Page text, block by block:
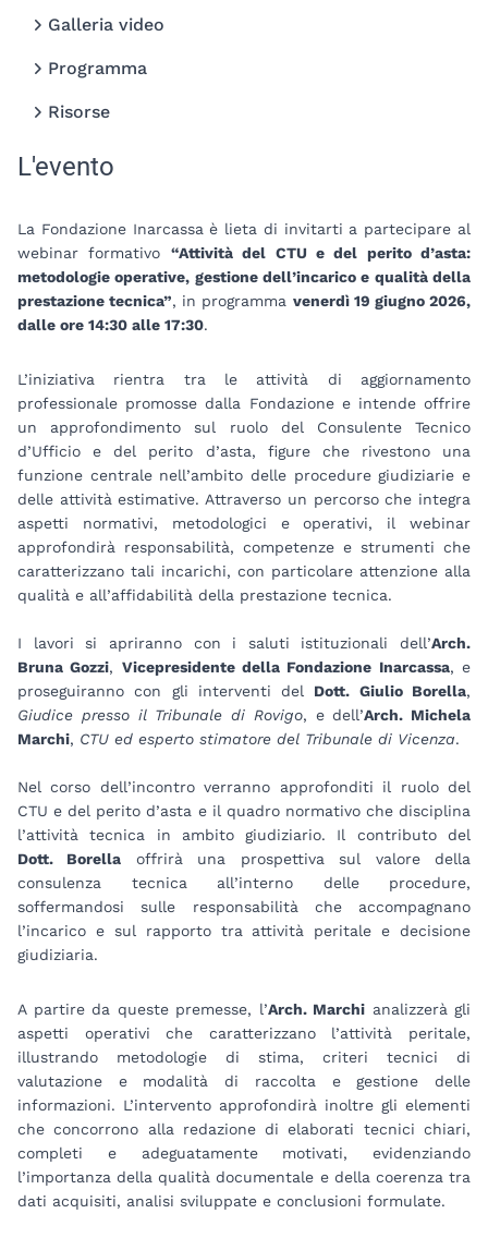
Galleria video
Programma
Risorse
L'evento
La Fondazione Inarcassa è lieta di invitarti a partecipare al
webinar formativo “Attività del CTU e del perito d’asta:
metodologie operative, gestione dell’incarico e qualità della
prestazione tecnica”, in programma venerdì 19 giugno 2026,
dalle ore 14:30 alle 17:30.
L’iniziativa rientra tra le attività di aggiornamento
professionale promosse dalla Fondazione e intende offrire
un approfondimento sul ruolo del Consulente Tecnico
d’Ufficio e del perito d’asta, figure che rivestono una
funzione centrale nell’ambito delle procedure giudiziarie e
delle attività estimative. Attraverso un percorso che integra
aspetti normativi, metodologici e operativi, il webinar
approfondirà responsabilità, competenze e strumenti che
caratterizzano tali incarichi, con particolare attenzione alla
qualità e all’affidabilità della prestazione tecnica.
I lavori si apriranno con i saluti istituzionali dell’Arch.
Bruna Gozzi, Vicepresidente della Fondazione Inarcassa, e
proseguiranno con gli interventi del Dott. Giulio Borella,
Giudice presso il Tribunale di Rovigo, e dell’Arch. Michela
Marchi, CTU ed esperto stimatore del Tribunale di Vicenza.
Nel corso dell’incontro verranno approfonditi il ruolo del
CTU e del perito d’asta e il quadro normativo che disciplina
l’attività tecnica in ambito giudiziario. Il contributo del
Dott. Borella offrirà una prospettiva sul valore della
consulenza tecnica all’interno delle procedure,
soffermandosi sulle responsabilità che accompagnano
l’incarico e sul rapporto tra attività peritale e decisione
giudiziaria.
A partire da queste premesse, l’Arch. Marchi analizzerà gli
aspetti operativi che caratterizzano l’attività peritale,
illustrando metodologie di stima, criteri tecnici di
valutazione e modalità di raccolta e gestione delle
informazioni. L’intervento approfondirà inoltre gli elementi
che concorrono alla redazione di elaborati tecnici chiari,
completi e adeguatamente motivati, evidenziando
l’importanza della qualità documentale e della coerenza tra
dati acquisiti, analisi sviluppate e conclusioni formulate.